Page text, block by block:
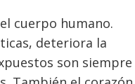
cuerpo humano.
deteriora la
son siempre